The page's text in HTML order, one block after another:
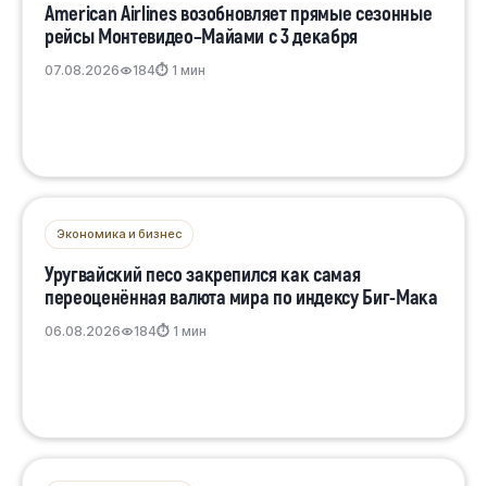
American Airlines возобновляет прямые сезонные
рейсы Монтевидео–Майами с 3 декабря
07.08.2026 184⏱ 1 мин
Экономика и бизнес
Уругвайский песо закрепился как самая
переоценённая валюта мира по индексу Биг-Мака
06.08.2026 184⏱ 1 мин